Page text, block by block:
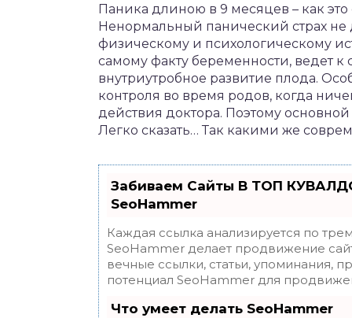
Паника длиною в 9 месяцев – как
Ненормальный панический страх
физическому и психологическому
самому факту беременности, ведет
внутриутробное развитие плода.
контроля во время родов, когда
действия доктора. Поэтому
Легко сказать… Так какими же
Забиваем Сайты В ТОП
SeoHammer
Каждая ссылка анализируется по
SeoHammer делает продвижение
вечные ссылки, статьи, упоминания,
потенциал SeoHammer для
Что умеет делать SeoHammer